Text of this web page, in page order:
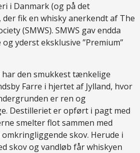
i Danmark (og på det
fik en whisky anerkendt af The
(SMWS). SMWS gav endda
yderst eksklusive ”Premium”
har den smukkest tænkelige
Farre i hjertet af Jylland, hvor
er ren og
Destilleriet er opført i pagt med
smelter flot sammen med
skov. Herude i
skov og vandløb får whiskyen